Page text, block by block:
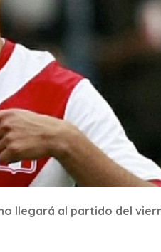
llegará al partido del